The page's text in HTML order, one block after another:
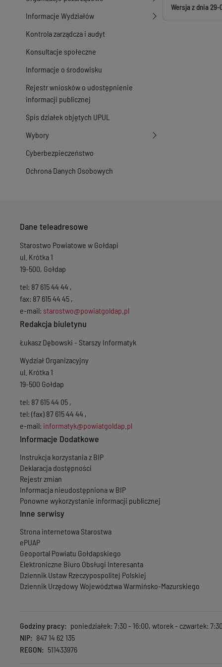
Informacje Wydziałów
Kontrola zarządcza i audyt
Konsultacje społeczne
Informacje o środowisku
Rejestr wniosków o udostępnienie
informacji publicznej
Spis działek objętych UPUL
Wybory
Cyberbezpieczeństwo
Ochrona Danych Osobowych
Wersja z dnia29-
Dane teleadresowe
Starostwo Powiatowe w Gołdapi
ul. Krótka 1
19-500, Gołdap
tel: 87 615 44 44 ,
fax: 87 615 44 45 ,
e-mail: starostwo@powiatgoldap.pl
Redakcja biuletynu
Łukasz Dębowski - Starszy Informatyk
Wydział Organizacyjny
ul. Krótka 1
19-500 Gołdap
tel: 87 615 44 05 ,
tel: (fax) 87 615 44 44 ,
e-mail: informatyk@powiatgoldap.pl
Informacje Dodatkowe
Instrukcja korzystania z BIP
Deklaracja dostępności
Rejestr zmian
Informacja nieudostępniona w BIP
Ponowne wykorzystanie informacji publicznej
Inne serwisy
Strona internetowa Starostwa
ePUAP
Geoportal Powiatu Gołdapskiego
Elektroniczne Biuro Obsługi Interesanta
Dziennik Ustaw Rzeczypospolitej Polskiej
Dziennik Urzędowy Województwa Warmińsko-Mazurskiego
Godziny pracy
poniedziałek: 7:30 - 16:00, wtorek - czwartek:
NIP
847 14 62 135
REGON
511433976